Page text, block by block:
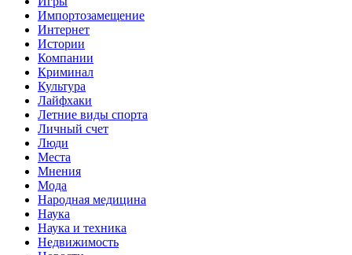
Импортозамещение
Интернет
Истории
Компании
Криминал
Культура
Лайфхаки
Летние виды спорта
Личный счет
Люди
Места
Мнения
Мода
Народная медицина
Наука
Наука и техника
Недвижимость